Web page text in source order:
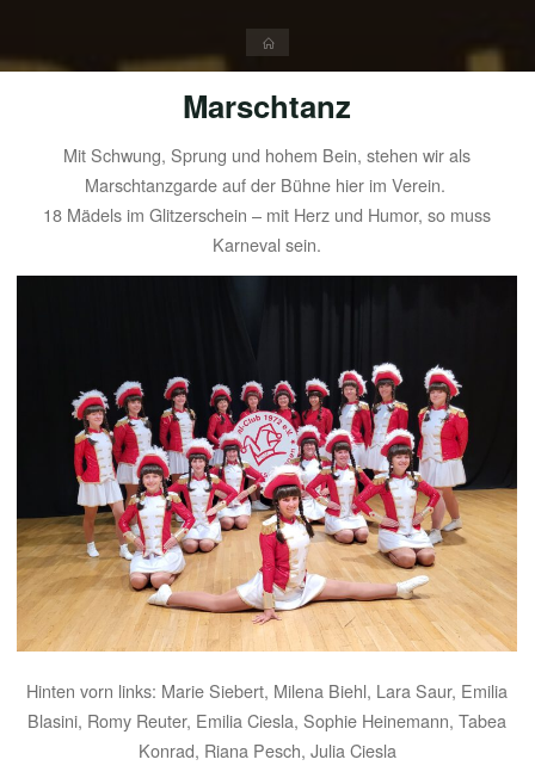
Marschtanz
Mit Schwung, Sprung und hohem Bein, stehen wir als
Marschtanzgarde auf der Bühne hier im Verein.
18 Mädels im Glitzerschein – mit Herz und Humor, so muss
Karneval sein.
Hinten vorn links: Marie Siebert, Milena Biehl, Lara Saur, Emilia
Blasini, Romy Reuter, Emilia Ciesla, Sophie Heinemann, Tabea
Konrad, Riana Pesch, Julia Ciesla